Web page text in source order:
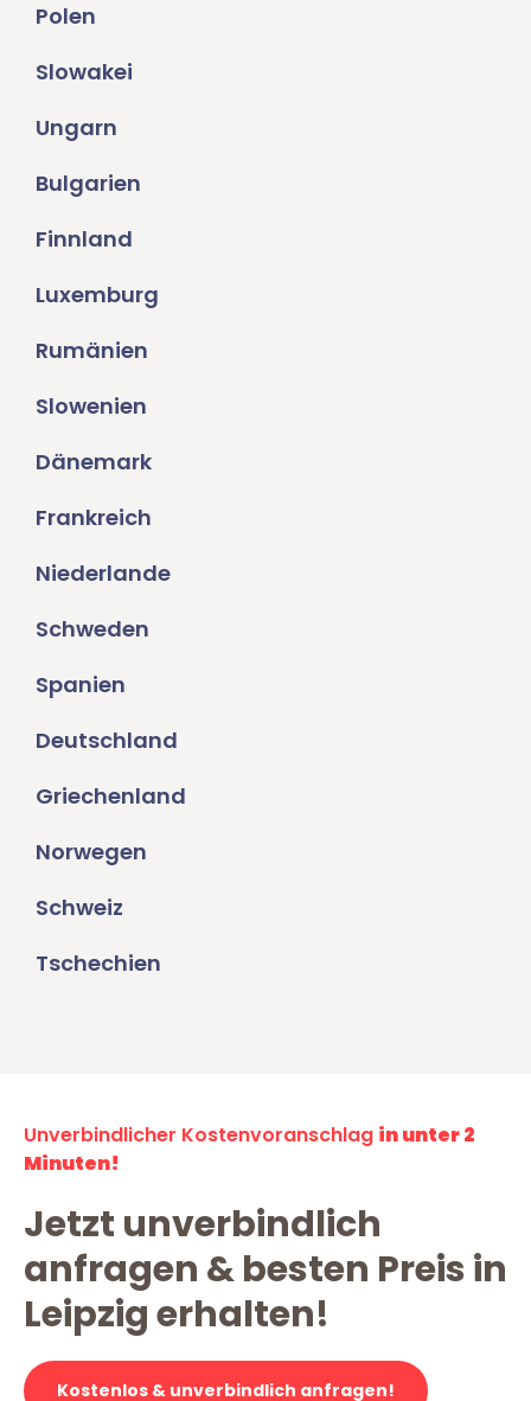
Polen
Slowakei
Ungarn
Bulgarien
Finnland
Luxemburg
Rumänien
Slowenien
Dänemark
Frankreich
Niederlande
Schweden
Spanien
Deutschland
Griechenland
Norwegen
Schweiz
Tschechien
Unverbindlicher Kostenvoranschlag in unter 2
Minuten!
Jetzt unverbindlich
anfragen & besten Preis in
Leipzig erhalten!
Kostenlos & unverbindlich anfragen!